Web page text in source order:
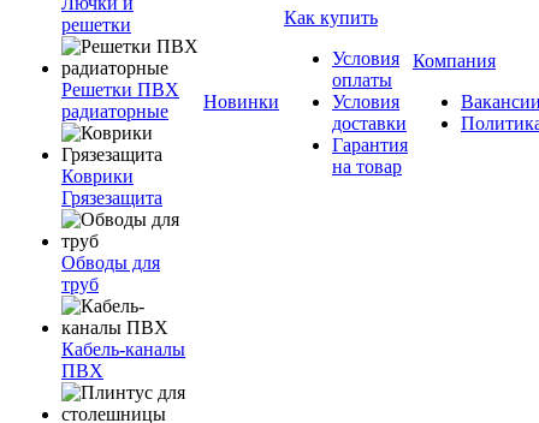
решетки
Решетки ПВХ
радиаторные
Коврики
Грязезащита
Обводы для
труб
Кабель-каналы
ПВХ
Новинки
Как купить
Условия
оплаты
Условия
доставки
Гарантия
на товар
Компания